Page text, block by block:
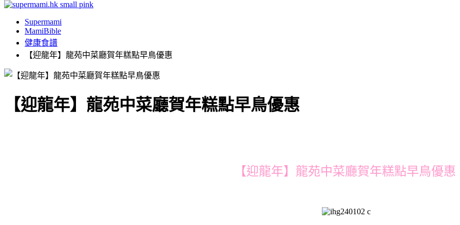
Supermami
MamiBible
健康食譜
【迎龍年】龍苑中菜廳賀年糕點早鳥優惠
【迎龍年】龍苑中菜廳賀年糕點早鳥優惠
【迎龍年】龍苑中菜廳賀年糕點早鳥優惠